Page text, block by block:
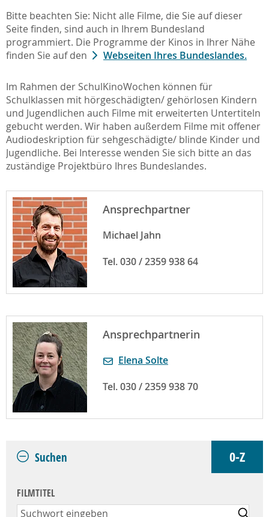
Bitte beachten Sie: Nicht alle Filme, die Sie auf dieser
Seite finden, sind auch in Ihrem Bundesland
programmiert. Die Programme der Kinos in Ihrer Nähe
finden Sie auf den
Webseiten Ihres Bundeslandes.
Im Rahmen der SchulKinoWochen können für
Schulklassen mit hörgeschädigten/ gehörlosen Kindern
und Jugendlichen auch Filme mit erweiterten Untertiteln
gebucht werden. Wir haben außerdem Filme mit offener
Audiodeskription für sehgeschädigte/ blinde Kinder und
Jugendliche. Bei Interesse wenden Sie sich bitte an das
zuständige Projektbüro Ihres Bundeslandes.
Ansprechpartner
Michael Jahn
Tel. 030 / 2359 938 64
Ansprechpartnerin
Elena Solte
Tel. 030 / 2359 938 70
Suchen 0-Z
FILMTITEL